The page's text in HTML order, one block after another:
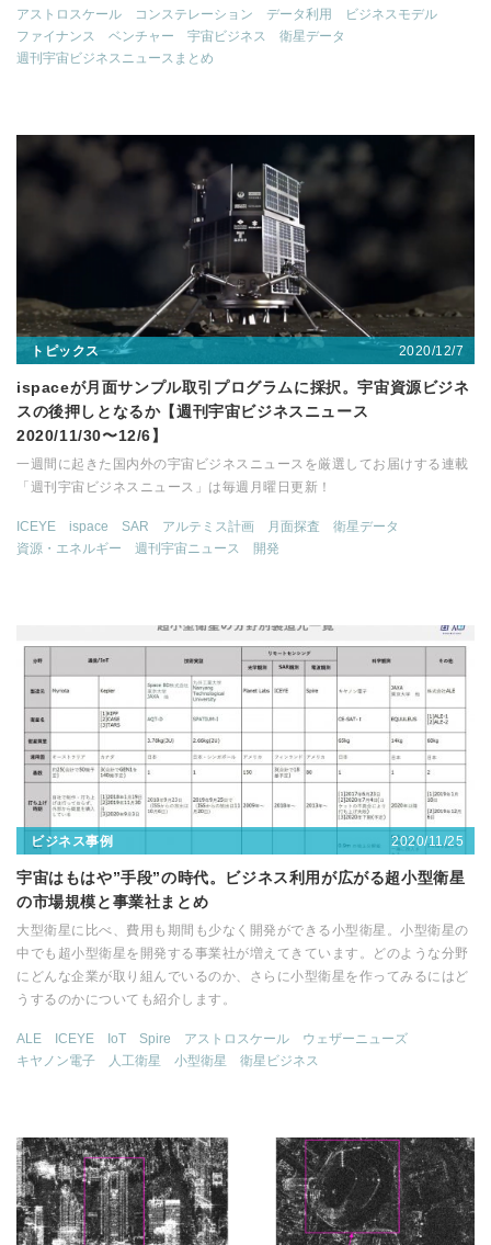
アストロスケール コンステレーション データ利用
ビジネスモデル
ファイナンス
ベンチャー 宇宙ビジネス
衛星データ
週刊宇宙ビジネスニュースまとめ
トピックス 2020/12/7
ispaceが月面サンプル取引プログラムに採択。宇宙資源ビジネ
スの後押しとなるか【週刊宇宙ビジネスニュース
2020/11/30〜12/6】
一週間に起きた国内外の宇宙ビジネスニュースを厳選してお届けする連載
「週刊宇宙ビジネスニュース」は毎週月曜日更新！
ICEYE ispace SAR アルテミス計画 月面探査
衛星データ
資源・エネルギー
週刊宇宙ニュース 開発
ビジネス事例 2020/11/25
宇宙はもはや”手段”の時代。ビジネス利用が広がる超小型衛星
の市場規模と事業社まとめ
大型衛星に比べ、費用も期間も少なく開発ができる小型衛星。小型衛星の
中でも超小型衛星を開発する事業社が増えてきています。どのような分野
にどんな企業が取り組んでいるのか、さらに小型衛星を作ってみるにはど
うするのかについても紹介します。
ALE ICEYE IoT Spire アストロスケール
ウェザーニューズ
キヤノン電子
人工衛星 小型衛星 衛星ビジネス